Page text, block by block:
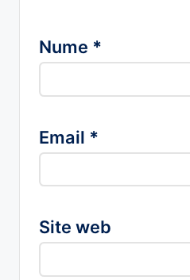
Nume *
Email *
Site web